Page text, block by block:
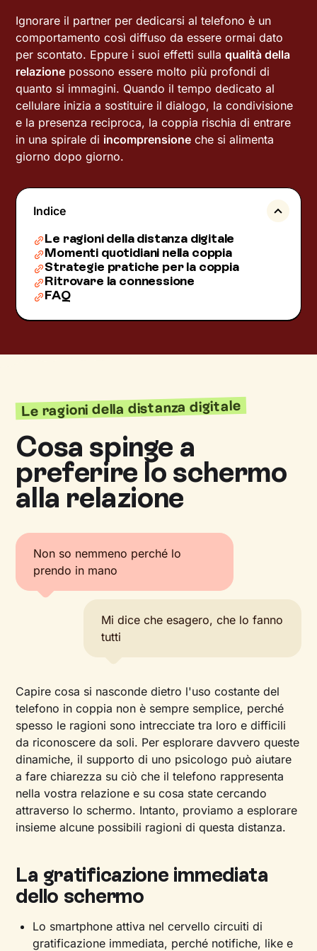
Ignorare il partner per dedicarsi al telefono è un
comportamento così diffuso da essere ormai dato
per scontato. Eppure i suoi effetti sullaqualità della
relazione possono essere molto più profondi di
quanto si immagini. Quando il tempo dedicato al
cellulare inizia a sostituire il dialogo, la condivisione
e la presenza reciproca, la coppia rischia di entrare
in una spirale di incomprensione che si alimenta
giorno dopo giorno.
Indice
Le ragioni della distanza digitale
Momenti quotidiani nella coppia
Strategie pratiche per la coppia
Ritrovare la connessione
FAQ
Le ragioni della distanza digitale
Cosa spinge a
preferire lo schermo
alla relazione
Non so nemmeno perché lo
prendo in mano
Mi dice che esagero, che lo fanno
tutti
Capire cosa si nasconde dietro l'uso costante del
telefono in coppia non è sempre semplice, perché
spesso le ragioni sono intrecciate tra loro e difficili
da riconoscere da soli. Per esplorare davvero queste
dinamiche, il supporto di uno psicologo può aiutare
a fare chiarezza su ciò che il telefono rappresenta
nella vostra relazione e su cosa state cercando
attraverso lo schermo. Intanto, proviamo a esplorare
insieme alcune possibili ragioni di questa distanza.
La gratificazione immediata
dello schermo
Lo smartphone attiva nel cervello circuiti di
gratificazione immediata, perché notifiche, like e